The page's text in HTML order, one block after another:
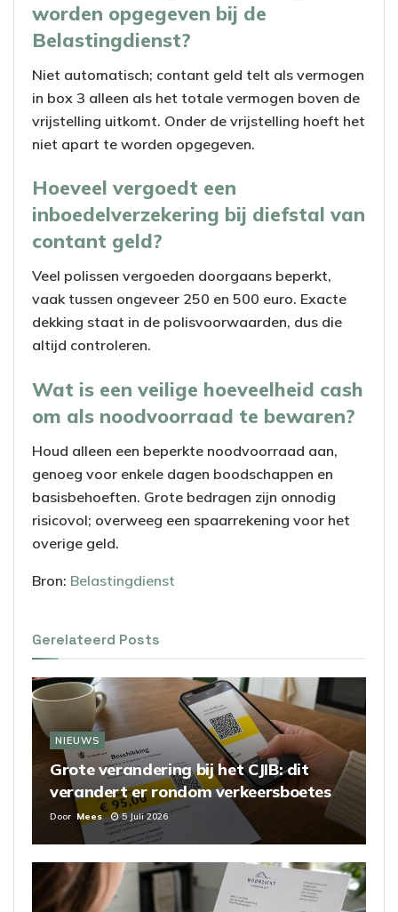
worden opgegeven bij de
Belastingdienst?
Niet automatisch; contant geld telt als vermogen
in box 3 alleen als het totale vermogen boven de
vrijstelling uitkomt. Onder de vrijstelling hoeft het
niet apart te worden opgegeven.
Hoeveel vergoedt een
inboedelverzekering bij diefstal van
contant geld?
Veel polissen vergoeden doorgaans beperkt,
vaak tussen ongeveer 250 en 500 euro. Exacte
dekking staat in de polisvoorwaarden, dus die
altijd controleren.
Wat is een veilige hoeveelheid cash
om als noodvoorraad te bewaren?
Houd alleen een beperkte noodvoorraad aan,
genoeg voor enkele dagen boodschappen en
basisbehoeften. Grote bedragen zijn onnodig
risicovol; overweeg een spaarrekening voor het
overige geld.
Bron: Belastingdienst
Gerelateerd Posts
NIEUWS
Grote verandering bij het CJIB: dit
verandert er rondom verkeersboetes
Door Mees 5 Juli 2026